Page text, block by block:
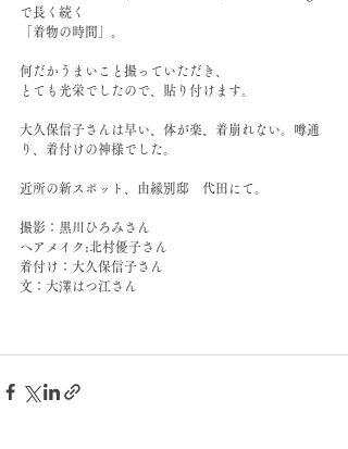
で長く続く﻿
「着物の時間」。﻿
何だかうまいこと撮っていただき、﻿
とても光栄でしたので、貼り付けます。﻿
大久保信子さんは早い、体が楽、着崩れない。噂通
り、着付けの神様でした。﻿
近所の新スポット、由縁別邸　代田にて。﻿
撮影：黒川ひろみさん﻿
ヘアメイク:北村優子さん﻿
着付け：大久保信子さん﻿
文：大澤はつ江さん﻿